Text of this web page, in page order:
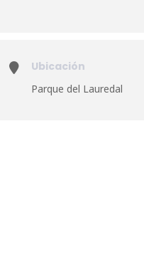
Ubicación
Parque del Lauredal